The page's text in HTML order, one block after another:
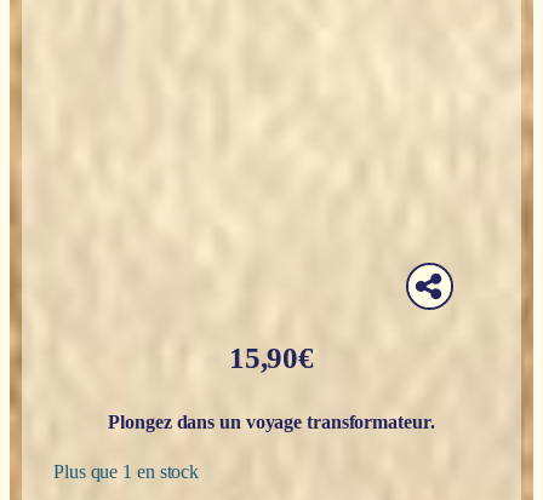
15,90€
Plongez dans un voyage transformateur.
Plus que 1 en stock